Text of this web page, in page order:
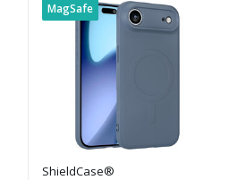
MagSafe
ShieldCase®